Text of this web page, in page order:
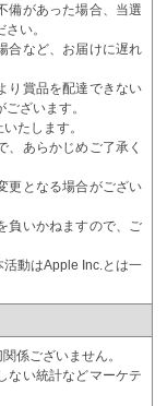
備があった場合、当選
い。
合など、お届けに遅れ
り賞品を配達できない
ざいます。
たします。
あらかじめご了承く
更となる場合がござい
負いかねますので、ご
動はApple Inc.とは一
係ございません。
ない統計などマーケテ